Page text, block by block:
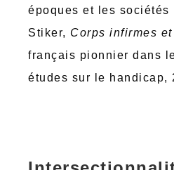
époques et les sociétés
Stiker, Corps infirmes
français pionnier dans
études sur le handicap,